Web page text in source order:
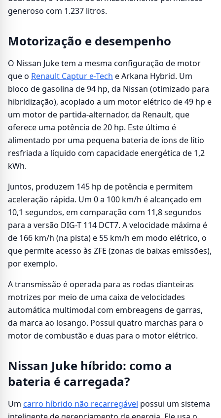
generoso com 1.237 litros.
Motorização e desempenho
O Nissan Juke tem a mesma configuração de motor
que o Renault Captur e-Tech e Arkana Hybrid. Um
bloco de gasolina de 94 hp, da Nissan (otimizado para
hibridização), acoplado a um motor elétrico de 49 hp e
um motor de partida-alternador, da Renault, que
oferece uma potência de 20 hp. Este último é
alimentado por uma pequena bateria de íons de lítio
resfriada a líquido com capacidade energética de 1,2
kWh.
Juntos, produzem 145 hp de potência e permitem
aceleração rápida. Um 0 a 100 km/h é alcançado em
10,1 segundos, em comparação com 11,8 segundos
para a versão DIG-T 114 DCT7. A velocidade máxima é
de 166 km/h (na pista) e 55 km/h em modo elétrico, o
que permite acesso às ZFE (zonas de baixas emissões),
por exemplo.
A transmissão é operada para as rodas dianteiras
motrizes por meio de uma caixa de velocidades
automática multimodal com embreagens de garras,
da marca ao losango. Possui quatro marchas para o
motor de combustão e duas para o motor elétrico.
Nissan Juke híbrido: como a
bateria é carregada?
Um carro híbrido não recarregável possui um sistema